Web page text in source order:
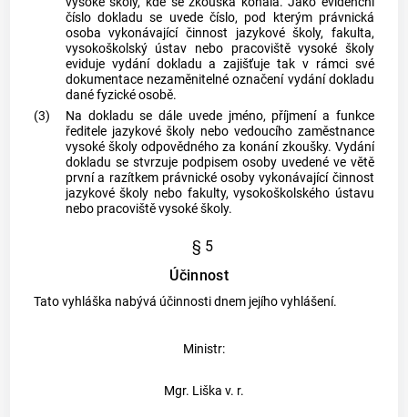
číslo dokladu se uvede číslo, pod kterým právnická
osoba vykonávající činnost jazykové školy, fakulta,
vysokoškolský ústav nebo pracoviště vysoké školy
eviduje vydání dokladu a zajišťuje tak v rámci své
dokumentace nezaměnitelné označení vydání dokladu
dané fyzické osobě.
(3)
Na dokladu se dále uvede jméno, příjmení a funkce
ředitele jazykové školy nebo vedoucího zaměstnance
vysoké školy odpovědného za konání zkoušky. Vydání
dokladu se stvrzuje podpisem osoby uvedené ve větě
první a razítkem právnické osoby vykonávající činnost
jazykové školy nebo fakulty, vysokoškolského ústavu
nebo pracoviště vysoké školy.
§ 5
Účinnost
Tato vyhláška nabývá účinnosti dnem jejího vyhlášení.
Ministr:
Mgr. Liška v. r.